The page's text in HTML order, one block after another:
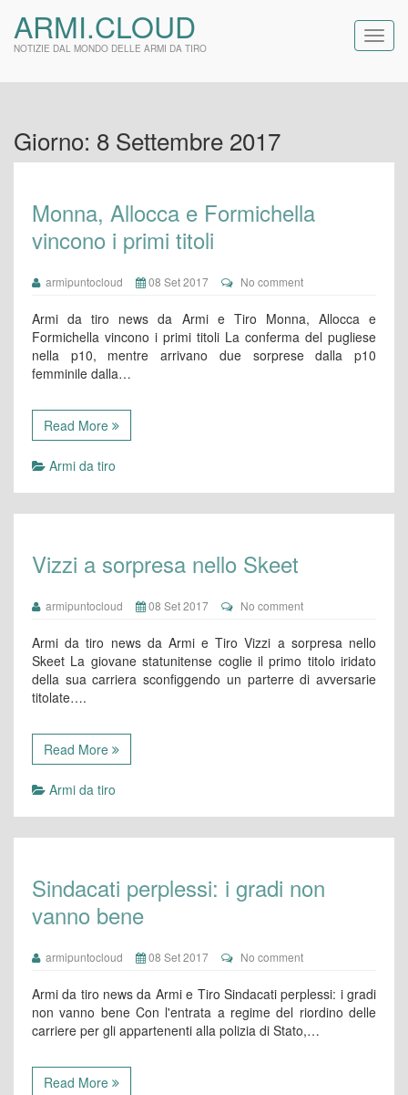
ARMI.CLOUD
NOTIZIE DAL MONDO DELLE ARMI DA TIRO
Giorno: 8 Settembre 2017
Monna, Allocca e Formichella
vincono i primi titoli
armipuntocloud 08 Set 2017 No comment
Armi da tiro news da Armi e Tiro Monna, Allocca e
Formichella vincono i primi titoli La conferma del pugliese
nella p10, mentre arrivano due sorprese dalla p10
femminile dalla…
Read More
Armi da tiro
Vizzi a sorpresa nello Skeet
armipuntocloud 08 Set 2017 No comment
Armi da tiro news da Armi e Tiro Vizzi a sorpresa nello
Skeet La giovane statunitense coglie il primo titolo iridato
della sua carriera sconfiggendo un parterre di avversarie
titolate….
Read More
Armi da tiro
Sindacati perplessi: i gradi non
vanno bene
armipuntocloud 08 Set 2017 No comment
Armi da tiro news da Armi e Tiro Sindacati perplessi: i gradi
non vanno bene Con l'entrata a regime del riordino delle
carriere per gli appartenenti alla polizia di Stato,…
Read More